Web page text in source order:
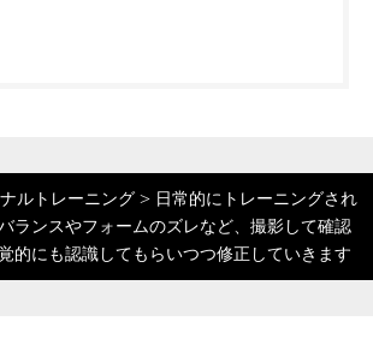
ルトレーニング > 日常的にトレーニングされ
ランスやフォームのズレなど、撮影して確認
的にも認識してもらいつつ修正していきます